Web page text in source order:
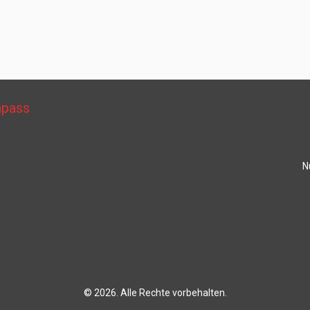
© 2026. Alle Rechte vorbehalten.